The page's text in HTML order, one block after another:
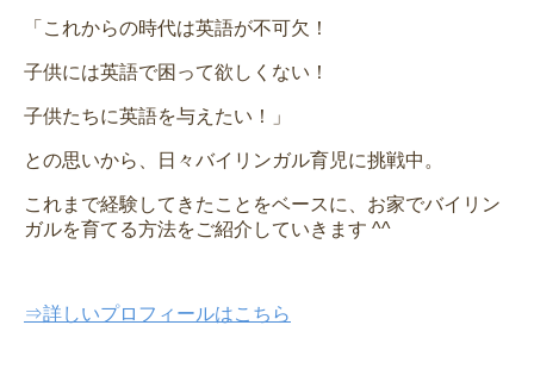
「これからの時代は英語が不可欠！
子供には英語で困って欲しくない！
子供たちに英語を与えたい！」
との思いから、日々バイリンガル育児に挑戦中。
これまで経験してきたことをベースに、お家でバイリン
ガルを育てる方法をご紹介していきます ^^
⇒詳しいプロフィールはこちら